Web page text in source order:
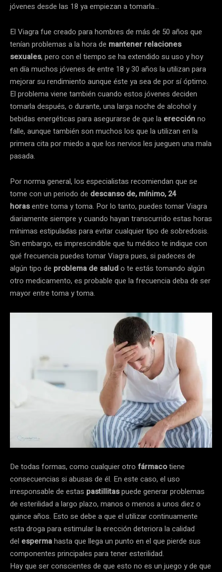
jóvenes desde las 18 ya empiezan a tomarla…
El Viagra fue creado para hombres de más de 50 años que
tenían problemas a la hora de mantener relaciones
sexuales, pero con el tiempo se ha extendido su uso y hoy
en día muchos jóvenes de entre 18 y 30 años la utilizan para
mejorar su rendimiento aunque éste ya sea de por sí óptimo.
El problema viene también cuando estos jóvenes deciden
tomarla después, o durante, una larga noche de alcohol y
bebidas energéticas para asegurarse de que la erecciónno
falle, aunque también son muchos los que la utilizan en la
primera cita por miedo a que los nervios les jueguen una mala
pasada.
Por norma general, los especialistas recomiendan que se
tome con un periodo de descanso de, mínimo, 24
horasentre toma y toma. Por lo tanto, puedes tomar Viagra
diariamente siempre y cuando hayan transcurrido estas horas
mínimas estipuladas para evitar cualquier tipo de sobredosis.
Sin embargo, es imprescindible que tu médico te indique con
qué frecuencia puedes tomar Viagra pues, si padeces de
algún tipo de problema de saludo te estás tomando algún
otro medicamento, es probable que la frecuencia deba de ser
mayor entre toma y toma.
De todas formas, como cualquier otro fármacotiene
consecuencias si abusas de él. En este caso, el uso
irresponsable de estas pastillitaspuede generar problemas
de esterilidad a largo plazo, manos o menos a unos diez o
quince años. Esto se debe a que el utilizar continuamente
esta droga para estimular la erección deteriora la calidad
del espermahasta que llega un punto en el que pierde sus
componentes principales para tener esterilidad.
Hay que ser conscientes de que esto no es un juego y de que